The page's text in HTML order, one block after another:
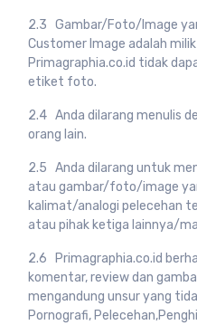
2.3 Gambar/Foto/Image
Customer Image adalah
Primagraphia.co.id tidak
etiket foto.
2.4 Anda dilarang menulis
orang lain.
2.5 Anda dilarang untuk
atau gambar/foto/image
kalimat/analogi pelecehan
atau pihak ketiga lainnya/
2.6 Primagraphia.co.id
komentar, review dan
mengandung unsur yang
Pornografi,